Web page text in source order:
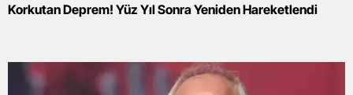
Korkutan Deprem! Yüz Yıl Sonra Yeniden Hareketlendi